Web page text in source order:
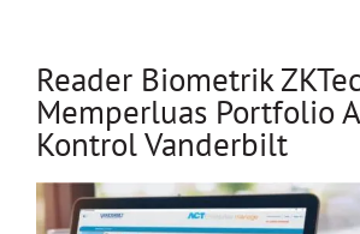
Reader Biometrik
Memperluas Portfolio
Kontrol Vanderbilt